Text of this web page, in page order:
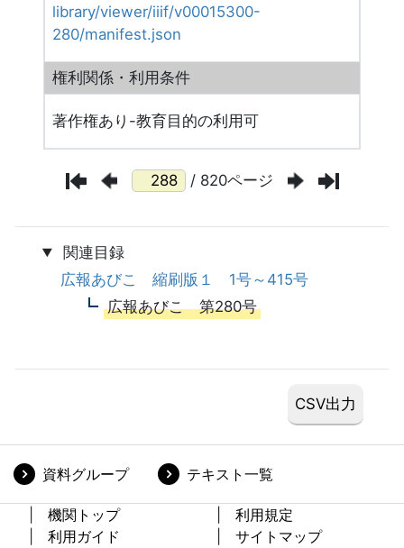
library/viewer/iiif/v00015300-
280/manifest.json
権利関係・利用条件
著作権あり-教育目的の利用可
/ 820ページ
関連目録
広報あびこ 縮刷版１ 1号～415号
広報あびこ 第280号
資料グループ テキスト一覧
機関トップ
利用規定
利用ガイド
サイトマップ